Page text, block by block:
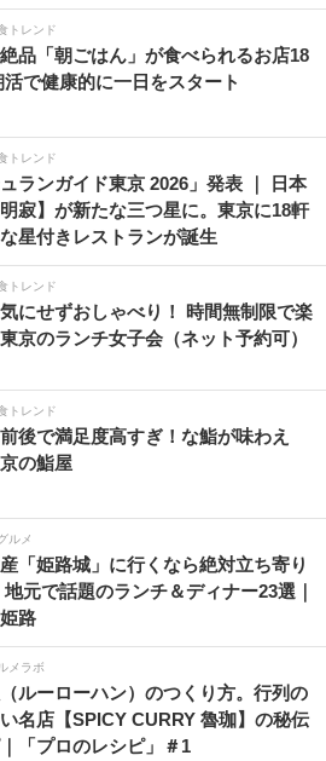
トレンド
品「朝ごはん」が食べられるお店18
で健康的に一日をスタート
トレンド
ュランガイド東京 2026」発表 ｜ 日本
寂】が新たな三つ星に。東京に18軒
星付きレストランが誕生
トレンド
にせずおしゃべり！ 時間無制限で楽
京のランチ女子会（ネット予約可）
トレンド
後で満足度高すぎ！な鮨が味わえ
の鮨屋
ルメ
「姫路城」に行くなら絶対立ち寄り
地元で話題のランチ＆ディナー23選｜
路
メラボ
ルーローハン）のつくり方。行列の
名店【SPICY CURRY 魯珈】の秘伝
「プロのレシピ」＃1